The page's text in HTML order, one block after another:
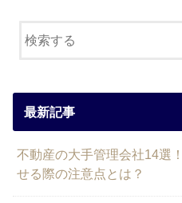
最新記事
不動産の大手管理会社14選
せる際の注意点とは？